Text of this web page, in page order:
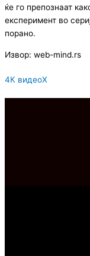
ќе го препознаат
експеримент во
порано.
Извор: web-mind.rs
4К видеоХ